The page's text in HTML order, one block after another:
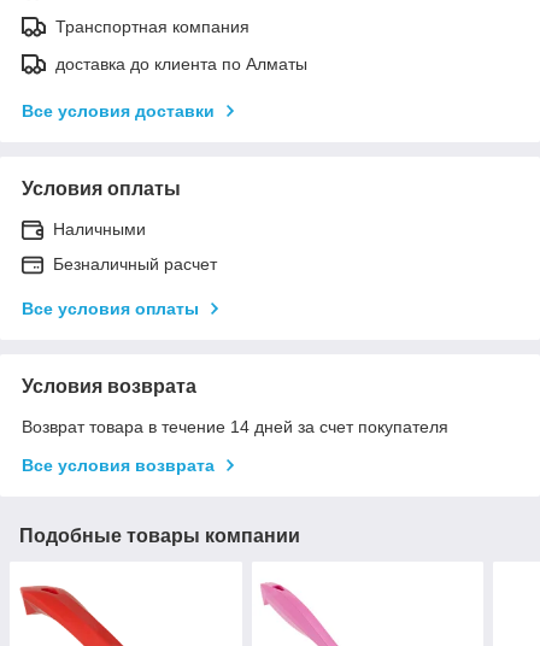
Транспортная компания
доставка до клиента по Алматы
Все условия доставки
Условия оплаты
Наличными
Безналичный расчет
Все условия оплаты
Условия возврата
Возврат товара в течение 14 дней за счет покупателя
Все условия возврата
Подобные товары компании